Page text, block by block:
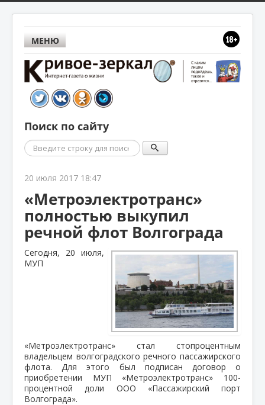
МЕНЮ
Поиск по сайту
Поиск
20 июля 2017 18:47
«Метроэлектротранс»
полностью выкупил
речной флот Волгограда
Сегодня, 20 июля,
МУП
«Метроэлектротранс» стал стопроцентным
владельцем волгоградского речного пассажирского
флота. Для этого был подписан договор о
приобретении МУП «Метроэлектротранс» 100-
процентной доли ООО «Пассажирский порт
Волгограда».